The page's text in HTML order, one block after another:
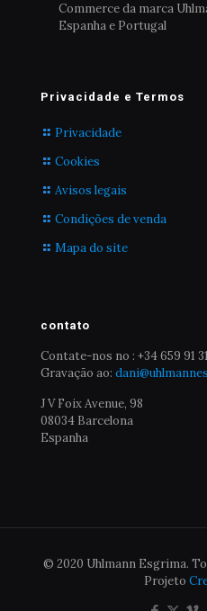
Commerce da marca
Espanha e Portugal
Privacidade e Termos
Privacidade
Cookies
Avisos legais
Condições de venda
Mapa do site
contato
Contate-nos no : +34 659 91
Gravação ao:
J V Foix Avenue, 98
08034 Barcelona
Espanha
© 2020 Uhlmann Esgrima.
Projeto